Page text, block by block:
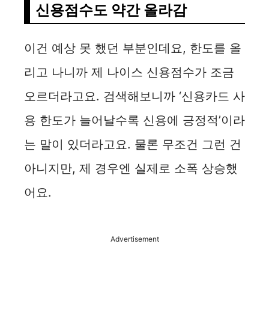
신용점수도 약간 올라감
이건 예상 못 했던 부분인데요, 한도를 올
리고 나니까 제 나이스 신용점수가 조금
오르더라고요. 검색해보니까 ‘신용카드 사
용 한도가 늘어날수록 신용에 긍정적’이라
는 말이 있더라고요. 물론 무조건 그런 건
아니지만, 제 경우엔 실제로 소폭 상승했
어요.
Advertisement